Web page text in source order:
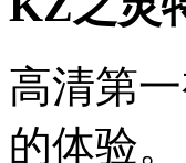
高清第
的体验。